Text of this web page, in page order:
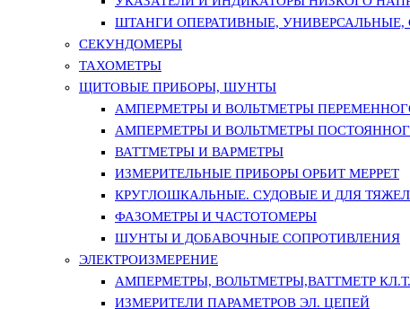
ШТАНГИ ОПЕРАТИВНЫЕ, УНИВЕРСАЛЬНЫЕ,
СЕКУНДОМЕРЫ
ТАХОМЕТРЫ
ЩИТОВЫЕ ПРИБОРЫ, ШУНТЫ
АМПЕРМЕТРЫ И ВОЛЬТМЕТРЫ
АМПЕРМЕТРЫ И ВОЛЬТМЕТРЫ
ВАТТМЕТРЫ И ВАРМЕТРЫ
ИЗМЕРИТЕЛЬНЫЕ ПРИБОРЫ ОРБИТ МЕРРЕТ
КРУГЛОШКАЛЬНЫЕ. СУДОВЫЕ И ДЛЯ
ФАЗОМЕТРЫ И ЧАСТОТОМЕРЫ
ШУНТЫ И ДОБАВОЧНЫЕ СОПРОТИВЛЕНИЯ
ЭЛЕКТРОИЗМЕРЕНИЕ
АМПЕРМЕТРЫ, ВОЛЬТМЕТРЫ,ВАТТМЕТР
ИЗМЕРИТЕЛИ ПАРАМЕТРОВ ЭЛ. ЦЕПЕЙ